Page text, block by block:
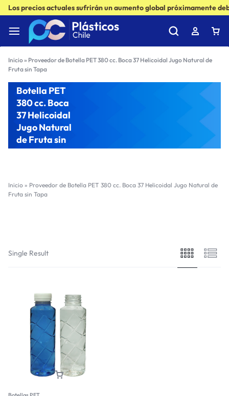
Los precios actuales sufrirán un aumento global próximamente
Inicio» Proveedor de Botella PET 380 cc. Boca 37 Helicoidal Jugo Natural de
Fruta sin Tapa
Botella PET
380 cc. Boca
37 Helicoidal
Jugo Natural
de Fruta sin
Tapa
Inicio » Proveedor de Botella PET 380 cc. Boca 37 Helicoidal Jugo Natural de
Fruta sin Tapa
Single Result